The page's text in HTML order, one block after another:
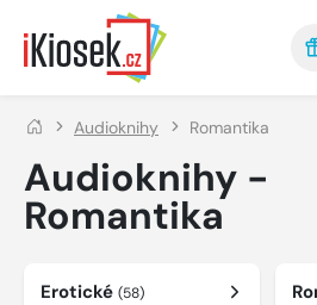
Přejít na hlavní obsah
Audioknihy Romantika
Audioknihy -
Romantika
Erotické (58)